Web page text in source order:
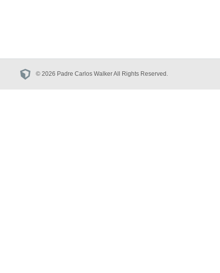
© 2026 Padre Carlos Walker All Rights Reserved.